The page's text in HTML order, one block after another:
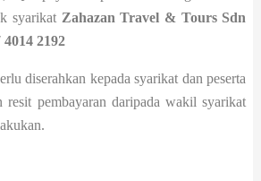
syarikat Zahazan Travel & Tours Sdn
4014 2192
diserahkan kepada syarikat dan peserta
resit pembayaran daripada wakil syarikat